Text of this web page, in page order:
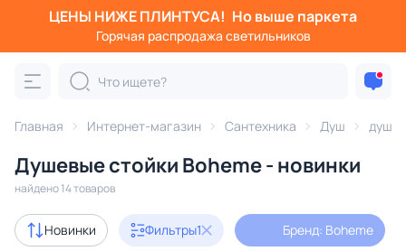
ЦЕНЫ НИЖЕ ПЛИНТУСА! Но выше паркета
Горячая распродажа светильников
Главная Интернет-магазин Сантехника Душ
Душевые стойки Boheme - новинки
найдено 14 товаров
Новинки Фильтры1 Бренд: Boheme
Фильтры
Категория:
гигиенический душ душевые стойки душевые
В наличии 14